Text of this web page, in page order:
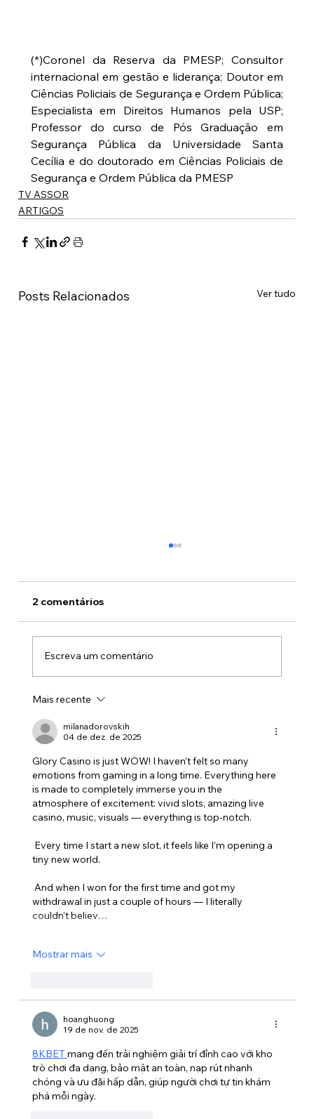
(*)Coronel da Reserva da PMESP; Consultor
internacional em gestão e liderança; Doutor em
Ciências Policiais de Segurança e Ordem Pública;
Especialista em Direitos Humanos pela USP;
Professor do curso de Pós Graduação em
Segurança Pública da Universidade Santa
Cecília e do doutorado em Ciências Policiais de
Segurança e Ordem Pública da PMESP
TV ASSOR
ARTIGOS
Posts Relacionados Ver tudo
institucional com retomada dos
almoços mensais, presença dos
associados e apoio de lideranças
políticas
2 comentários
Escreva um comentário
Mais recente
milanadorovskih
04 de dez. de 2025
Glory Casino is just WOW! I haven’t felt so many
emotions from gaming in a long time. Everything here
is made to completely immerse you in the
atmosphere of excitement: vivid slots, amazing live
casino, music, visuals — everything is top-notch.
tiny new world.
withdrawal in just a couple of hours — I literally
couldn’t believ…
Mostrar mais
hoanghuong
19 de nov. de 2025
8KBET mang đến trải nghiệm giải trí đỉnh cao với kho
trò chơi đa dạng, bảo mật an toàn, nạp rút nhanh
chóng và ưu đãi hấp dẫn, giúp người chơi tự tin khám
phá mỗi ngày.